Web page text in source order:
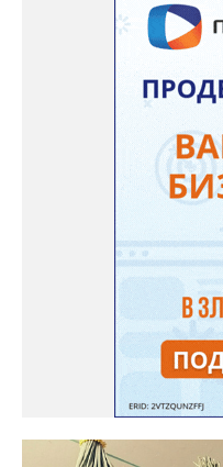
называемых северных
(он жёлтый и, говорят,
кило вызрел. Чтобы не
полосатиков в сетках из-
подкармливаю. Не
бахчеводы из южных
землячке: арбуз будет
пропадет матовость
норма зрелости для
размером с грецкий орех.
людей и причину своих
нужно было делать
этого прикладывают к
Екатерина Громова,
Обсуждение новости здесь
ВКОНТАКТЕ https://vk.com/